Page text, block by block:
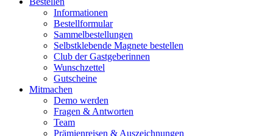
Informationen
Bestellformular
Sammelbestellungen
Selbstklebende Magnete bestellen
Club der Gastgeberinnen
Wunschzettel
Gutscheine
Mitmachen
Demo werden
Fragen & Antworten
Team
Prämienreisen & Auszeichnungen